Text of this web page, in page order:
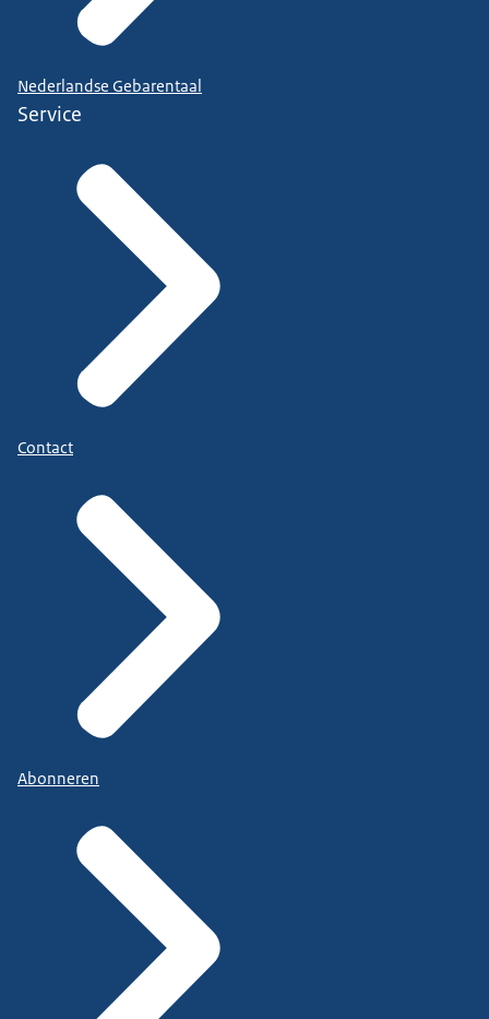
Nederlandse Gebarentaal
Service
Contact
Abonneren